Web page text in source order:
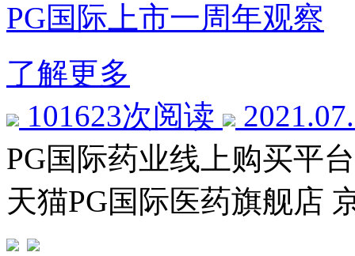
PG国际上市一周年观察
了解更多
101623次阅读
PG国际药业线上购买平台
天猫PG国际医药旗舰店